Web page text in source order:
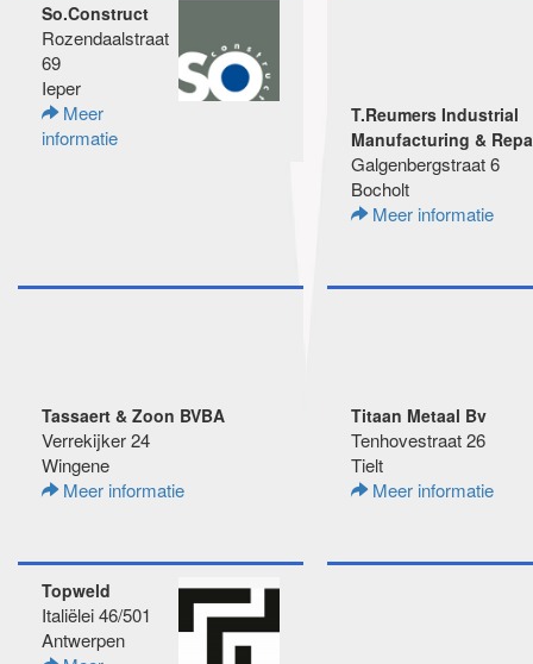
So.Construct
Rozendaalstraat
69
Ieper
Meer
informatie
T.Reumers Industrial
Manufacturing &
Galgenbergstraat 6
Bocholt
Meer informatie
Tassaert & Zoon BVBA
Verrekijker 24
Wingene
Meer informatie
Titaan Metaal Bv
Tenhovestraat 26
Tielt
Meer informatie
Topweld
Italiëlei 46/501
Antwerpen